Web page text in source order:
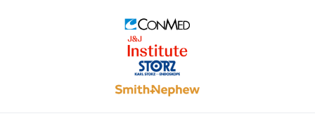
Image
Image
Image
Image